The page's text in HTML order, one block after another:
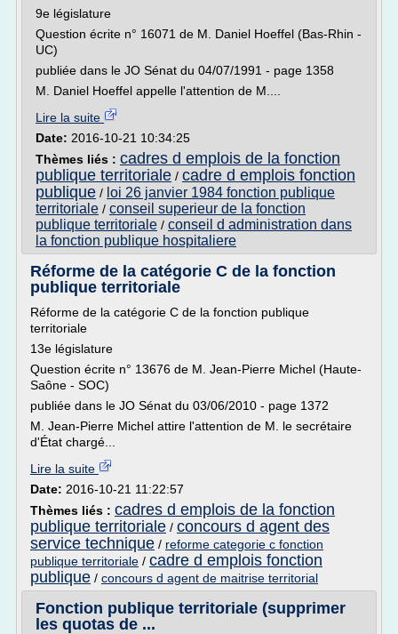
9e législature
Question écrite n° 16071 de M. Daniel Hoeffel (Bas-Rhin -
UC)
publiée dans le JO Sénat du 04/07/1991 - page 1358
M. Daniel Hoeffel appelle l'attention de M....
Lire la suite
Date: 2016-10-21 10:34:25
Thèmes liés : cadres d emplois de la fonction
publique territoriale / cadre d emplois fonction
publique / loi 26 janvier 1984 fonction publique
territoriale / conseil superieur de la fonction
publique territoriale / conseil d administration dans
la fonction publique hospitaliere
Réforme de la catégorie C de la fonction
publique territoriale
Réforme de la catégorie C de la fonction publique
territoriale
13e législature
Question écrite n° 13676 de M. Jean-Pierre Michel (Haute-
Saône - SOC)
publiée dans le JO Sénat du 03/06/2010 - page 1372
M. Jean-Pierre Michel attire l'attention de M. le secrétaire
d'État chargé...
Lire la suite
Date: 2016-10-21 11:22:57
Thèmes liés : cadres d emplois de la fonction
publique territoriale / concours d agent des
service technique / reforme categorie c fonction
publique territoriale / cadre d emplois fonction
publique / concours d agent de maitrise territorial
Fonction publique territoriale (supprimer
les quotas de ...